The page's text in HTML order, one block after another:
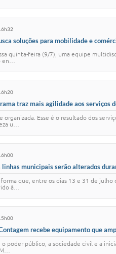
soluções para mobilidade e
quinta-feira (9/7), uma equipe
en…
traz mais agilidade aos serviços
organizada. Esse é o resultado dos
u…
linhas municipais serão alterados
que, entre os dias 13 e 31 de
à…
recebe equipamento que
poder público, a sociedade civil e a